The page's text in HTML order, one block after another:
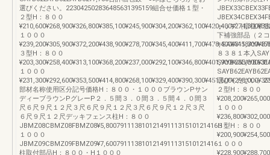
選びください。223042502836485631395159組合せ価格１型・
２型H：８００
１０００
３型H：８００
１０００
部材名称使用区分記号価格H：８００・１０００ブラウンPサン
ディーブラウンPグレーP２．５間３．０間３．５間４．０間３
尺６尺９尺１２尺３尺６尺９尺１２尺３尺６尺９尺１２尺３尺
６尺９尺１２尺デッキフェンス柱H：８００
JBMZ08CBMZ08FBMZ08¥5,8007911138101214911131510121416H：
１０００
JBMZ09CBMZ09FBMZ09¥7,6007911138101214911131510121416
柱取付部品H：８００・H１０００
ャップ（扉柱単
下補強部品（２
８３８１本入
選びください。
２型H：８００
１０００
３型H：８００
１０００